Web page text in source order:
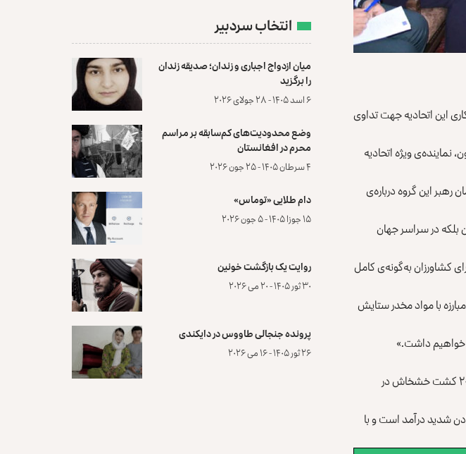
این اتحادیه جهت تداوی
با توماس نیکلسون، نماینده‌ی ویژه اتحادیه
رهبر این گروه درباره‌ی
بلکه در سراسر جهان
کشاورزان به‌گونه‌ی کامل
با مواد مخدر ستایش
خواهیم داشت.»
چند ماه قبل دفتر مبارزه با جرایم و مواد مخدر سازمان ملل متحد در افغانستان گفته بود که در سال ۲۰۲۳ کشت خشخاش در
شدید درآمد است و با
انتخاب سردبیر
میان ازدواج اجباری و زندان؛ صدیقه زندان
را برگزید
۶ اسد ۱۴۰۵ - ۲۸ جولای ۲۰۲۶
وضع محدودیت‌های کم‌سابقه بر مراسم
محرم در افغانستان
۴ سرطان ۱۴۰۵ - ۲۵ جون ۲۰۲۶
دام طلایی «توماس»
۱۵ جوزا ۱۴۰۵ - ۵ جون ۲۰۲۶
روایت یک بازگشت خونین
۳۰ ثور ۱۴۰۵ - ۲۰ می ۲۰۲۶
پرونده‌ جنجالی طاووس در دایکندی
۲۶ ثور ۱۴۰۵ - ۱۶ می ۲۰۲۶